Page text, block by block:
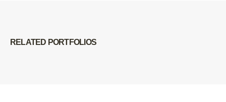
RELATED PORTFOLIOS